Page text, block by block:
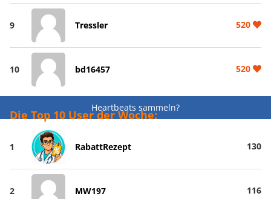
9 Tressler 520
10 bd16457 520
Heartbeats sammeln?
Die Top 10 User der Woche:
1 RabattRezept 130
2 MW197 116